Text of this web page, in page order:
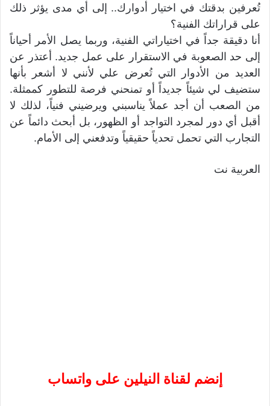
تُعرفين بدقتك في اختيار أدوارك.. إلى أي مدى يؤثر ذلك
على قراراتك الفنية؟
أنا دقيقة جداً في اختياراتي الفنية، وربما يصل الأمر أحياناً
إلى حد الصعوبة في الاستقرار على عمل جديد. أعتذر عن
العديد من الأدوار التي تُعرض علي لأنني لا أشعر بأنها
ستضيف لي شيئاً جديداً أو تمنحني فرصة للتطور كممثلة.
من الصعب أن أجد عملاً يناسبني ويرضيني فنياً، لذلك لا
أقبل أي دور لمجرد التواجد أو الظهور، بل أبحث دائماً عن
التجارب التي تحمل تحدياً حقيقياً وتدفعني إلى الأمام.
العربية نت
إنضم لقناة النيلين على واتساب